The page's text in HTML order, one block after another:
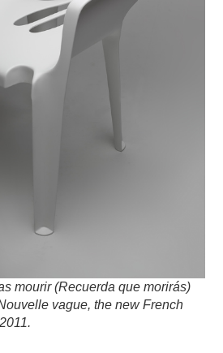
mourir (Recuerda que morirás)
vague, the new French